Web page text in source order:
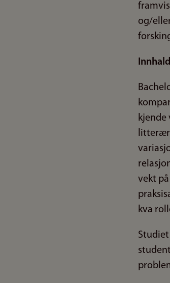
og/
Innhald
vekt
kva